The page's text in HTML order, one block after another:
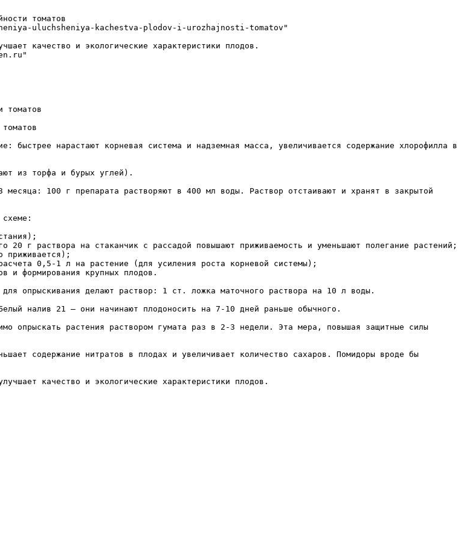
томатов
uluchsheniya-kachestva-plodov-i-urozhajnosti-tomatov"
качество и экологические характеристики плодов.
томатов
быстрее нарастают корневая система и надземная масса, увеличивается содержание хлорофилла в
из торфа и бурых углей).
100 г препарата растворяют в 400 мл воды. Раствор отстаивают и хранят в закрытой
г раствора на стаканчик с рассадой повышают приживаемость и уменьшают полегание растений;
приживается);
0,5-1 л на растение (для усиления роста корневой системы);
и формирования крупных плодов.
опрыскивания делают раствор: 1 ст. ложка маточного раствора на 10 л воды.
налив 21 — они начинают плодоносить на 7-10 дней раньше обычного.
опрыскать растения раствором гумата раз в 2-3 недели. Эта мера, повышая защитные силы
содержание нитратов в плодах и увеличивает количество сахаров. Помидоры вроде бы
качество и экологические характеристики плодов.